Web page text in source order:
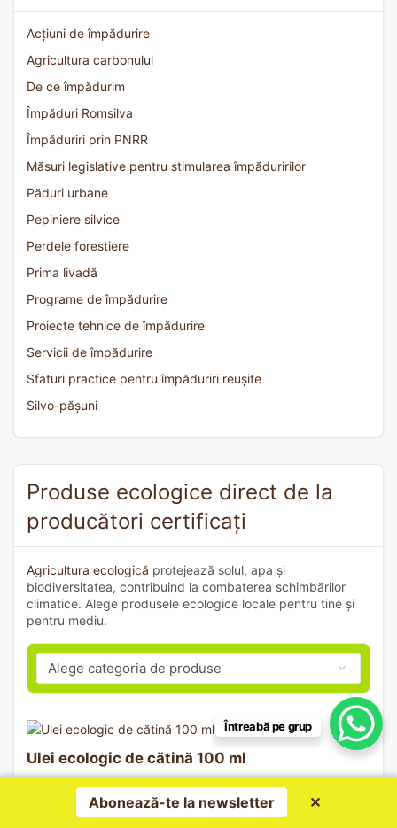
Acțiuni de împădurire
Agricultura carbonului
De ce împădurim
Împăduri Romsilva
Împăduriri prin PNRR
Măsuri legislative pentru stimularea împăduririlor
Păduri urbane
Pepiniere silvice
Perdele forestiere
Prima livadă
Programe de împădurire
Proiecte tehnice de împădurire
Servicii de împădurire
Sfaturi practice pentru împăduriri reușite
Silvo-pășuni
Produse ecologice direct de la
producători certificați
Agricultura ecologică protejează solul, apa și
biodiversitatea, contribuind la combaterea schimbărilor
climatice. Alege produsele ecologice locale pentru tine și
pentru mediu.
Ulei ecologic de cătină 100 ml
Categorie:Uleiuri
Abonează-te la newsletter ✕
Întreabă pe grup